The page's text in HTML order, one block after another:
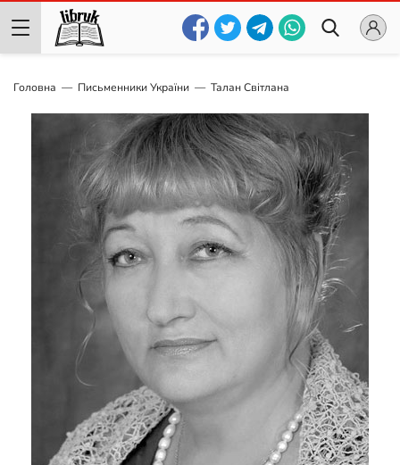
Головна Письменники України Талан Світлана